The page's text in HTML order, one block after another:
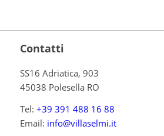
Contatti
SS16 Adriatica, 903
45038 Polesella RO
Tel: +39 391 488 16 88
Email: info@villaselmi.it